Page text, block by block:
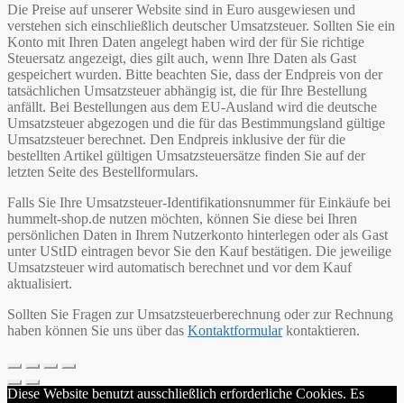
Die Preise auf unserer Website sind in Euro ausgewiesen und
verstehen sich einschließlich deutscher Umsatzsteuer. Sollten Sie ein
Konto mit Ihren Daten angelegt haben wird der für Sie richtige
Steuersatz angezeigt, dies gilt auch, wenn Ihre Daten als Gast
gespeichert wurden. Bitte beachten Sie, dass der Endpreis von der
tatsächlichen Umsatzsteuer abhängig ist, die für Ihre Bestellung
anfällt. Bei Bestellungen aus dem EU-Ausland wird die deutsche
Umsatzsteuer abgezogen und die für das Bestimmungsland gültige
Umsatzsteuer berechnet. Den Endpreis inklusive der für die
bestellten Artikel gültigen Umsatzsteuersätze finden Sie auf der
letzten Seite des Bestellformulars.
Falls Sie Ihre Umsatzsteuer-Identifikationsnummer für Einkäufe bei
hummelt-shop.de nutzen möchten, können Sie diese bei Ihren
persönlichen Daten in Ihrem Nutzerkonto hinterlegen oder als Gast
unter UStID eintragen bevor Sie den Kauf bestätigen. Die jeweilige
Umsatzsteuer wird automatisch berechnet und vor dem Kauf
aktualisiert.
Sollten Sie Fragen zur Umsatzsteuerberechnung oder zur Rechnung
haben können Sie uns über das Kontaktformularkontaktieren.
Diese Website benutzt ausschließlich erforderliche Cookies. Es